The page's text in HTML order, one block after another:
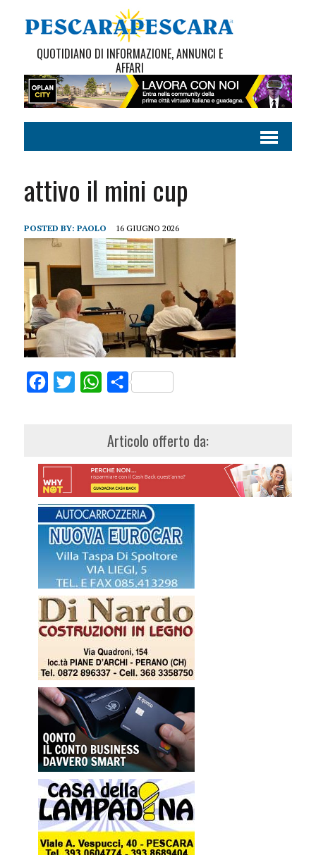
QUOTIDIANO DI INFORMAZIONE, ANNUNCI E
AFFARI
attivo il mini cup
POSTED BY: PAOLO 16 GIUGNO 2026
FacebookTwitterWhatsApp
Share
Articolo offerto da: